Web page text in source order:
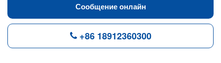
Сообщение онлайн
+86 18912360300